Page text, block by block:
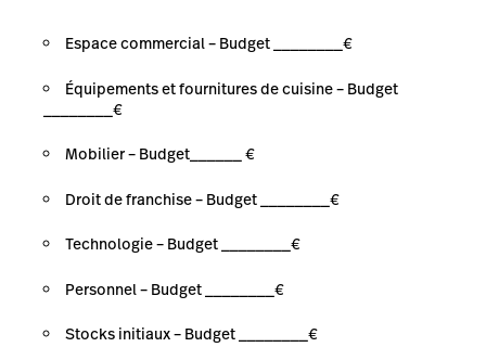
Espace commercial – Budget ________€
Équipements et fournitures de cuisine – Budget
________€
Mobilier – Budget______ €
Droit de franchise – Budget ________€
Technologie – Budget ________€
Personnel – Budget ________€
Stocks initiaux – Budget ________€